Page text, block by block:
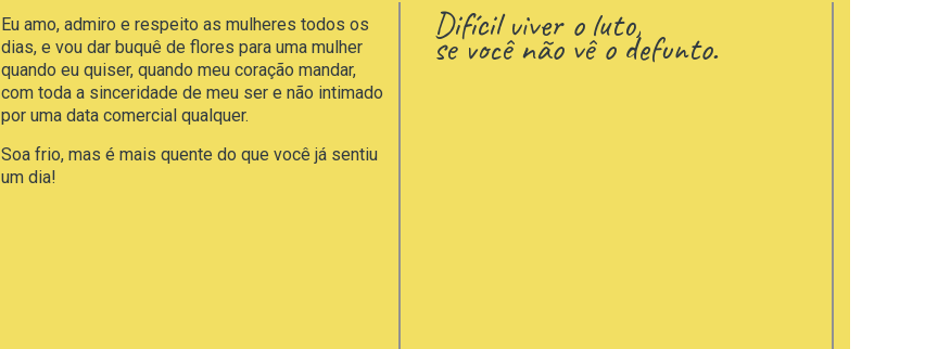
Eu amo, admiro e respeito as mulheres todos os
dias, e vou dar buquê de flores para uma mulher
quando eu quiser, quando meu coração mandar,
com toda a sinceridade de meu ser e não intimado
por uma data comercial qualquer.
Soa frio, mas é mais quente do que você já sentiu
um dia!
Difícil viver o luto,
se você não vê o defunto.